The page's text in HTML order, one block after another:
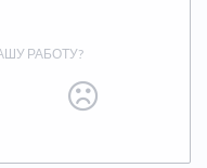
РАБОТУ?